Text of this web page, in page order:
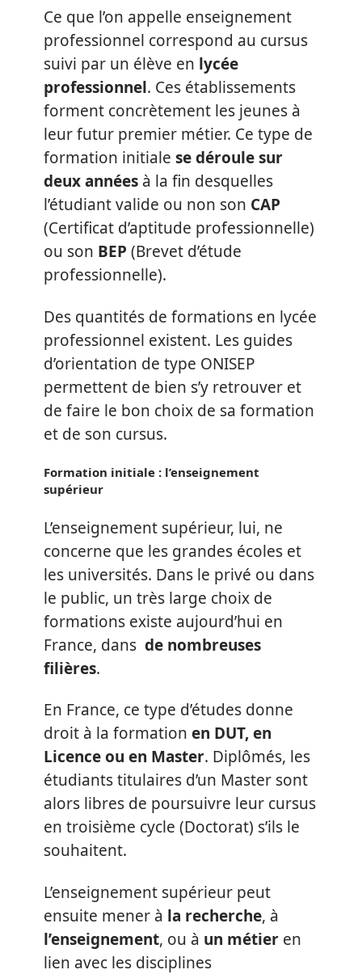
Ce que l’on appelle enseignement
professionnel correspond au cursus
suivi par un élève en lycée
professionnel. Ces établissements
forment concrètement les jeunes à
leur futur premier métier. Ce type de
formation initiale se déroule sur
deux années à la fin desquelles
l’étudiant valide ou non son CAP
(Certificat d’aptitude professionnelle)
ou son BEP (Brevet d’étude
professionnelle).
Des quantités de formations en lycée
professionnel existent. Les guides
d’orientation de type ONISEP
permettent de bien s’y retrouver et
de faire le bon choix de sa formation
et de son cursus.
Formation initiale : l’enseignement
supérieur
L’enseignement supérieur, lui, ne
concerne que les grandes écoles et
les universités. Dans le privé ou dans
le public, un très large choix de
formations existe aujourd’hui en
France, dans de nombreuses
filières.
En France, ce type d’études donne
droit à la formation en DUT, en
Licence ou en Master. Diplômés, les
étudiants titulaires d’un Master sont
alors libres de poursuivre leur cursus
en troisième cycle (Doctorat) s’ils le
souhaitent.
L’enseignement supérieur peut
ensuite mener à la recherche, à
l’enseignement, ou à un métier en
lien avec les disciplines